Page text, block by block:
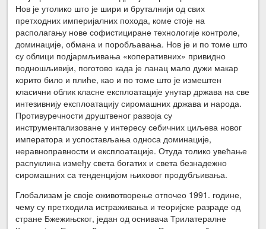
Нов је утолико што је шири и бруталнији од свих
претходних империјалних похода, коме стоје на
располагању нове софистициране технологије контроле,
доминације, обмана и поробљавања. Нов је и по томе што
су облици подјармљивања «коперативних» привидно
подношљивији, поготово када је ланац мало дужи макар
корито било и плиће, као и по томе што је измештен
класични облик класне експлоатације унутар држава на све
интезивнију експлоатацију сиромашних држава и народа.
Противуречности друштвеног развоја су
инструментализоване у интересу себичних циљева новог
императора и успостављања односа доминације,
неравноправности и експлоатације. Отуда толико увећање
распуклина између света богатих и света безнадежно
сиромашних са тенденцијом њиховог продубљивања.
Глобализам је своје оживотворење отпочео 1991. године,
чему су претходила истраживања и теоријске разраде од
стране Бжежињског, један од оснивача Трилатералне